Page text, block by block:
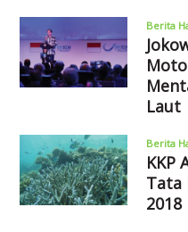
Berita
Laut
Berita
KKP
Tata
2018